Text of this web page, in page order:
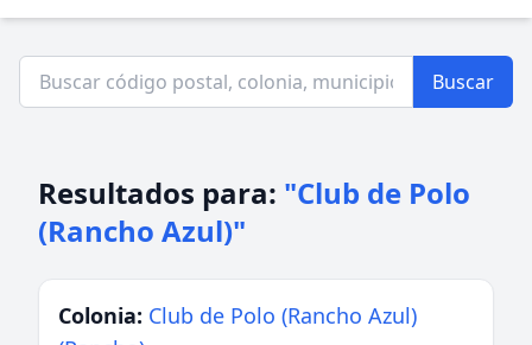
Buscar
Resultados para: "Club de Polo
(Rancho Azul)"
Colonia: Club de Polo (Rancho Azul)